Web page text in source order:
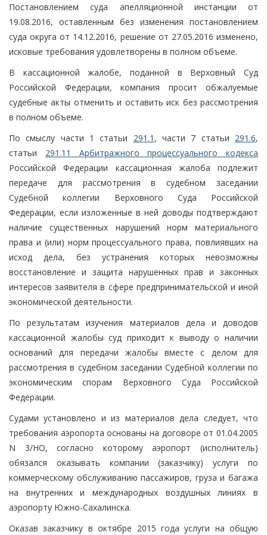
Постановлением суда апелляционной инстанции от
19.08.2016, оставленным без изменения постановлением
суда округа от 14.12.2016, решение от 27.05.2016 изменено,
исковые требования удовлетворены в полном объеме.
В кассационной жалобе, поданной в Верховный Суд
Российской Федерации, компания просит обжалуемые
судебные акты отменить и оставить иск без рассмотрения
в полном объеме.
По смыслу части 1 статьи 291.1 , части 7 статьи 291.6,
статьи 291.11 Арбитражного процессуального кодекса
Российской Федерации кассационная жалоба подлежит
передаче для рассмотрения в судебном заседании
Судебной коллегии Верховного Суда Российской
Федерации, если изложенные в ней доводы подтверждают
наличие существенных нарушений норм материального
права и (или) норм процессуального права, повлиявших на
исход дела, без устранения которых невозможны
восстановление и защита нарушенных прав и законных
интересов заявителя в сфере предпринимательской и иной
экономической деятельности.
По результатам изучения материалов дела и доводов
кассационной жалобы суд приходит к выводу о наличии
оснований для передачи жалобы вместе с делом для
рассмотрения в судебном заседании Судебной коллегии по
экономическим спорам Верховного Суда Российской
Федерации.
Судами установлено и из материалов дела следует, что
требования аэропорта основаны на договоре от 01.04.2005
N 3/НО, согласно которому аэропорт (исполнитель)
обязался оказывать компании (заказчику) услуги по
коммерческому обслуживанию пассажиров, груза и багажа
на внутренних и международных воздушных линиях в
аэропорту Южно-Сахалинска.
Оказав заказчику в октябре 2015 года услуги на общую